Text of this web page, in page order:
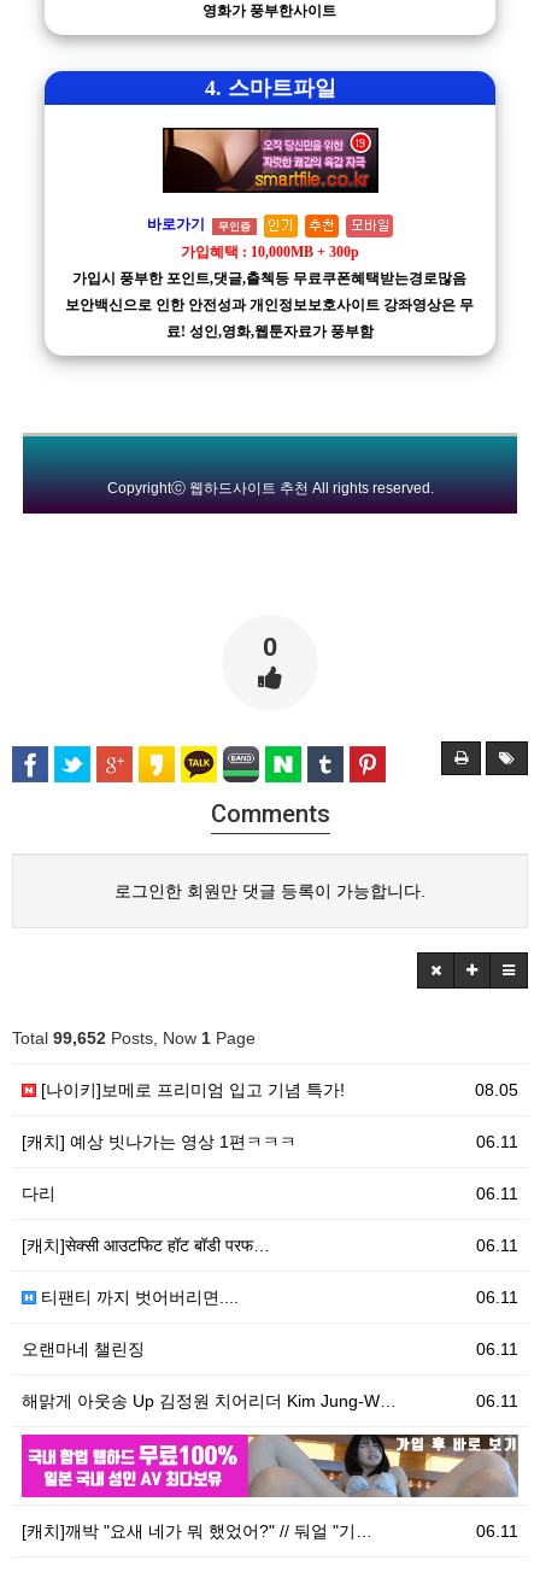
영화가 풍부한사이트
4. 스마트파일
바로가기 무인증
가입혜택 : 10,000MB + 300p
가입시 풍부한 포인트,댓글,출첵등 무료쿠폰혜택받는경로많음
보안백신으로 인한 안전성과 개인정보보호사이트 강좌영상은 무
료! 성인,영화,웹툰자료가 풍부함
Copyrightⓒ 웹하드사이트 추천 All rights reserved.
0
Comments
로그인한 회원만 댓글 등록이 가능합니다.
Total 99,652 Posts, Now 1 Page
08.05
[나이키]보메로 프리미엄 입고 기념 특가!
06.11
[캐치] 예상 빗나가는 영상 1편ㅋㅋㅋ
06.11
다리
06.11
[캐치]सेक्सी आउटफिट हॉट बॉडी परफ…
06.11
티팬티 까지 벗어버리면....
06.11
오랜마네 챌린징
06.11
해맑게 아웃송 Up 김정원 치어리더 Kim Jung-W…
06.11
06.11
[캐치]깨박 "요새 네가 뭐 했었어?" // 둬얼 "기…